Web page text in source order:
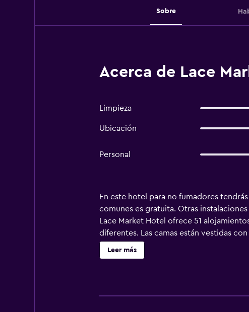
Sobre
Acerca de Lace
Limpieza
Ubicación
Personal
En este hotel para no fumadores
comunes es gratuita. Otras
Lace Market Hotel ofrece 51
diferentes. Las camas están vestidas
canales por cable. Los baños están
secador de pelo. Este hotel en
Leer más